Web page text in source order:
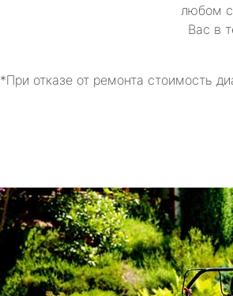
любом
Вас в
*При отказе от ремонта стоимость